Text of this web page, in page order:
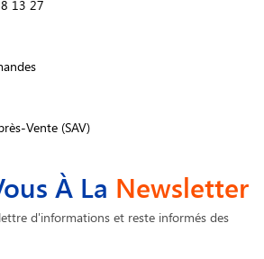
13 27
Vente (SAV)
À La Newsletter
d'informations et reste informés des